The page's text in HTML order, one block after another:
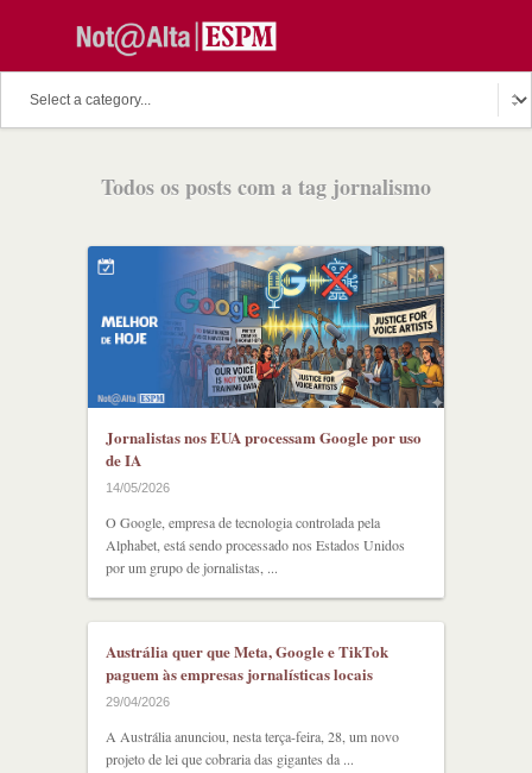
Todos os posts com a tag jornalismo
Jornalistas nos EUA processam Google por uso
de IA
14/05/2026
O Google, empresa de tecnologia controlada pela
Alphabet, está sendo processado nos Estados Unidos
por um grupo de jornalistas, ...
Austrália quer que Meta, Google e TikTok
paguem às empresas jornalísticas locais
29/04/2026
A Austrália anunciou, nesta terça-feira, 28, um novo
projeto de lei que cobraria das gigantes da ...